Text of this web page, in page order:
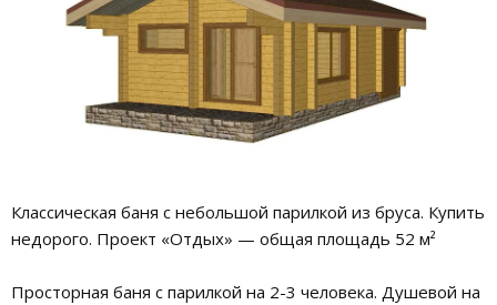
Классическая баня с небольшой парилкой из бруса. Купить
недорого. Проект «Отдых» — общая площадь 52 м²
Просторная баня с парилкой на 2-3 человека. Душевой на